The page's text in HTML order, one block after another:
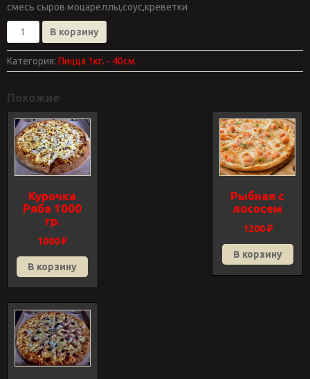
смесь сыров моцареллы,соус,креветки
Количество
товара
креветками
В корзину
Категория: Пицца 1кг. - 40см.
Похожие
Курочка
Ряба 1000
гр.
1000₽
В корзину
Рыбная с
лососем
1200₽
В корзину